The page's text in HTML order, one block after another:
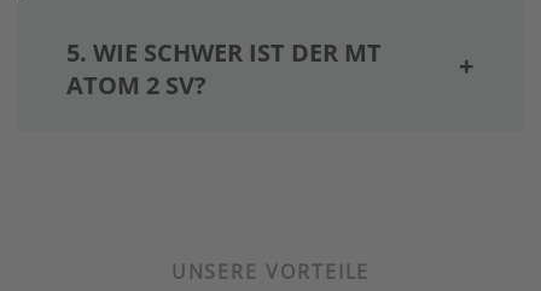
5. WIE SCHWER IST DER MT
ATOM 2 SV?
UNSERE VORTEILE